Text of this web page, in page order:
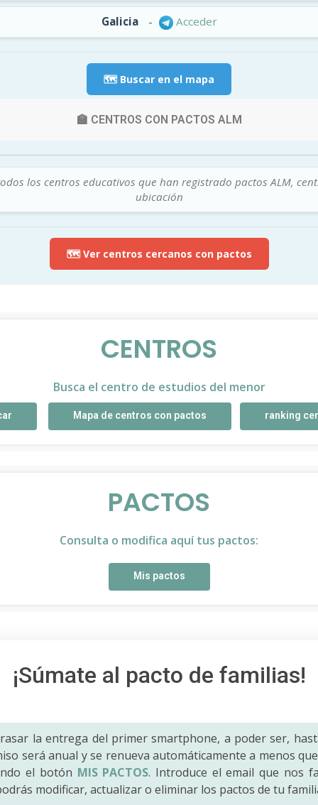
Galicia - Acceder
🗺️ Buscar en el mapa
🏫 CENTROS CON PACTOS ALM
los centros educativos que han registrado pactos ALM,
ubicación
🗺️ Ver centros cercanos con pactos
CENTROS
Busca el centro de estudios del menor
Mapa de centros con pactos ranking
PACTOS
Consulta o modifica aquí tus pactos:
Mis pactos
¡Súmate al pacto de familias!
la entrega del primer smartphone, a poder ser,
será anual y se renueva automáticamente a menos
el botón MIS PACTOS. Introduce el email que nos
modificar, actualizar o eliminar los pactos de tu